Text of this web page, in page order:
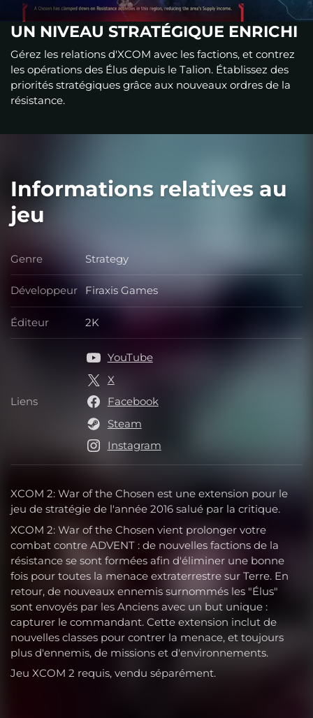
UN NIVEAU STRATÉGIQUE ENRICHI
Gérez les relations d'XCOM avec les factions, et contrez
les opérations des Élus depuis le Talion. Établissez des
priorités stratégiques grâce aux nouveaux ordres de la
résistance.
Informations relatives au
jeu
XCOM 2: War of the Chosen est une extension pour le
jeu de stratégie de l'année 2016 salué par la critique.
XCOM 2: War of the Chosen vient prolonger votre
combat contre ADVENT : de nouvelles factions de la
résistance se sont formées afin d'éliminer une bonne
fois pour toutes la menace extraterrestre sur Terre. En
retour, de nouveaux ennemis surnommés les "Élus"
sont envoyés par les Anciens avec un but unique :
capturer le commandant. Cette extension inclut de
nouvelles classes pour contrer la menace, et toujours
plus d'ennemis, de missions et d'environnements.
Jeu XCOM 2 requis, vendu séparément.
Genre Genre
Strategy
Développeur Développeur
Firaxis Games
Éditeur Éditeur
2K
Liens Liens
YouTube
X
Facebook
Steam
Instagram